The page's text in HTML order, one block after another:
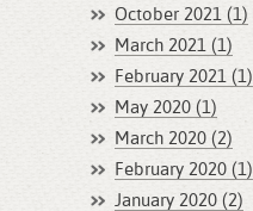
October 2021 (1)
March 2021 (1)
February 2021 (1)
May 2020 (1)
March 2020 (2)
February 2020 (1)
January 2020 (2)